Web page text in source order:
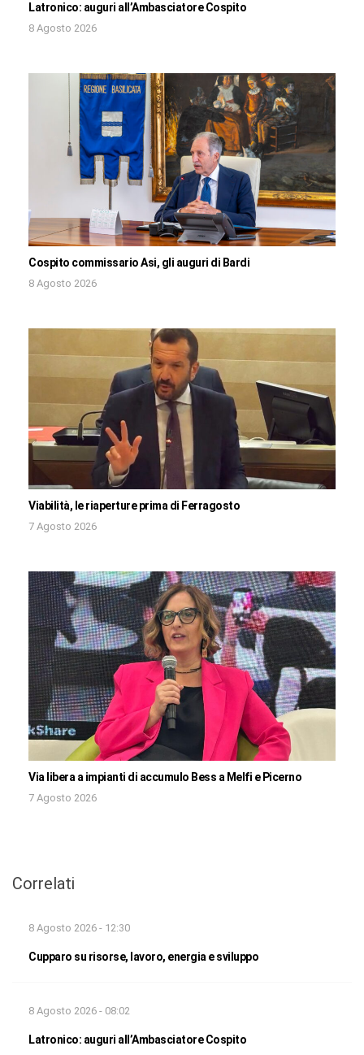
Latronico: auguri all’Ambasciatore Cospito
8 Agosto 2026
Cospito commissario Asi, gli auguri di Bardi
8 Agosto 2026
Viabilità, le riaperture prima di Ferragosto
7 Agosto 2026
Via libera a impianti di accumulo Bess a Melfi e Picerno
7 Agosto 2026
Correlati
8 Agosto 2026 - 12:30
Cupparo su risorse, lavoro, energia e sviluppo
8 Agosto 2026 - 08:02
Latronico: auguri all’Ambasciatore Cospito